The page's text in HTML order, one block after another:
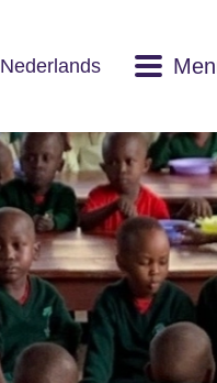
Nederlands